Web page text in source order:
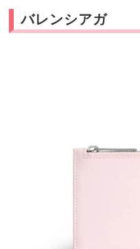
バレンシアガ